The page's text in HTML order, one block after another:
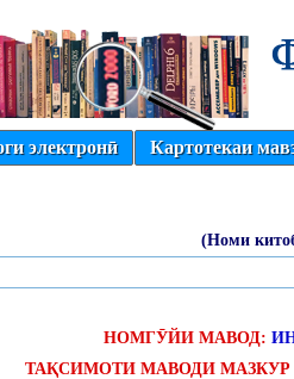
электронӣ
Картотекаи
(Номи
НОМГӮЙИ МАВОД:
ТАҚСИМОТИ МАВОДИ